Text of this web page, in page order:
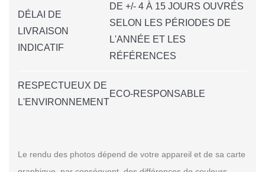
DÉLAI DE
LIVRAISON
INDICATIF
DE +/- 4 À 15 JOURS OUVRÉS
SELON LES PÉRIODES DE
L'ANNÉE ET LES
RÉFÉRENCES
RESPECTUEUX DE
L'ENVIRONNEMENT
ECO-RESPONSABLE
Le rendu des photos dépend de votre appareil et de sa carte